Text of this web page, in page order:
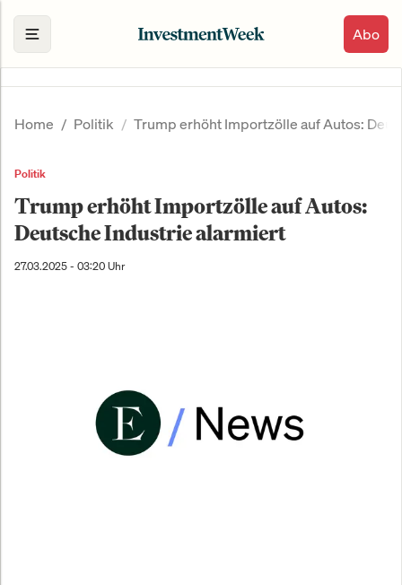
Abo
Home Politik Trump erhöht Importzölle auf Autos:
Politik
Trump erhöht Importzölle auf Autos:
Deutsche Industrie alarmiert
27.03.2025 - 03:20 Uhr